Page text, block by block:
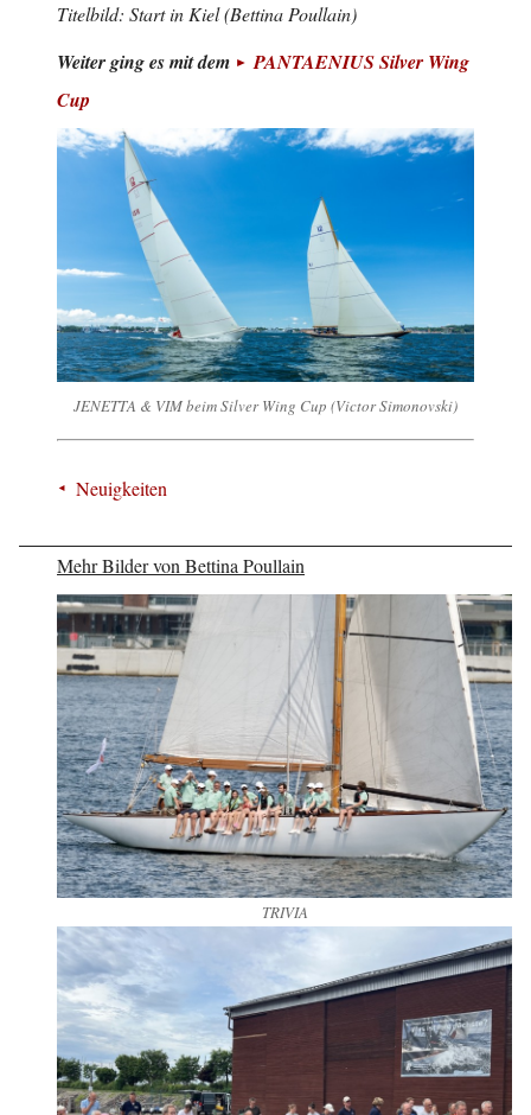
Titelbild: Start in Kiel (Bettina Poullain)
Weiter ging es mit dem
PANTAENIUS Silver Wing
Cup
JENETTA & VIM beim Silver Wing Cup (Victor Simonovski)
Neuigkeiten
Mehr Bilder von Bettina Poullain
TRIVIA